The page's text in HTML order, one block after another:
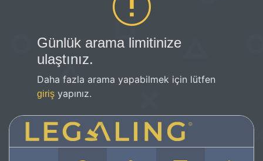
Günlük arama limitinize
ulaştınız.
Daha fazla arama yapabilmek için lütfen
giriş yapınız.